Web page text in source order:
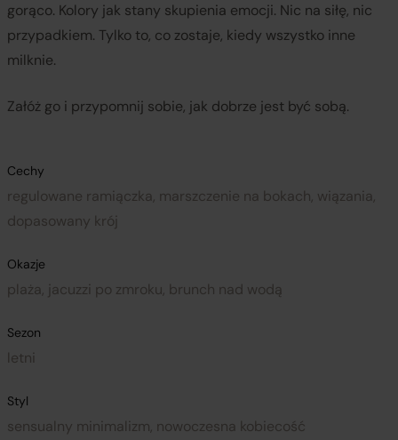
gorąco. Kolory jak stany skupienia emocji. Nic na siłę, nic
przypadkiem. Tylko to, co zostaje, kiedy wszystko inne
milknie.
Załóż go i przypomnij sobie, jak dobrze jest być sobą.
Cechy
regulowane ramiączka, marszczenie na bokach, wiązania,
dopasowany krój
Okazje
plaża, jacuzzi po zmroku, brunch nad wodą
Sezon
letni
Styl
sensualny minimalizm, nowoczesna kobiecość